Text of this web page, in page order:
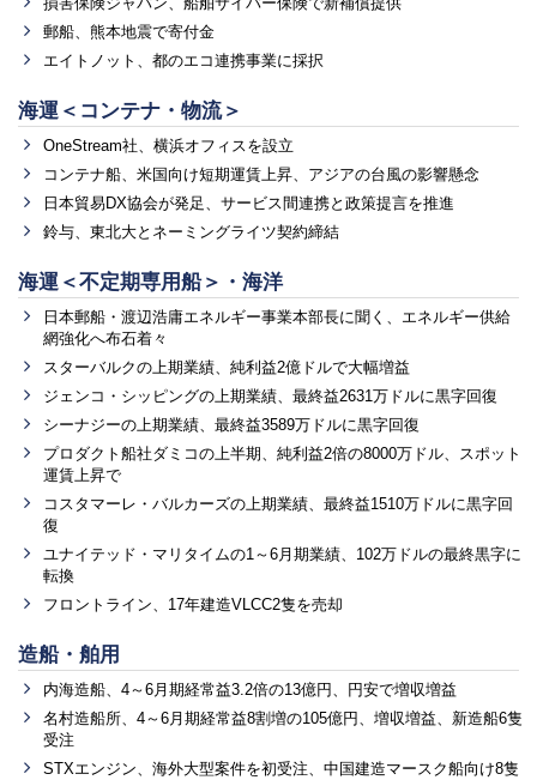
郵船、熊本地震で寄付金
エイトノット、都のエコ連携事業に採択
海運＜コンテナ・物流＞
OneStream社、横浜オフィスを設立
コンテナ船、米国向け短期運賃上昇、アジアの台風の影響懸念
日本貿易DX協会が発足、サービス間連携と政策提言を推進
鈴与、東北大とネーミングライツ契約締結
海運＜不定期専用船＞・海洋
日本郵船・渡辺浩庸エネルギー事業本部長に聞く、エネルギー供給
網強化へ布石着々
スターバルクの上期業績、純利益2億ドルで大幅増益
ジェンコ・シッピングの上期業績、最終益2631万ドルに黒字回復
シーナジーの上期業績、最終益3589万ドルに黒字回復
プロダクト船社ダミコの上半期、純利益2倍の8000万ドル、スポット
運賃上昇で
コスタマーレ・バルカーズの上期業績、最終益1510万ドルに黒字回
復
ユナイテッド・マリタイムの1～6月期業績、102万ドルの最終黒字に
転換
フロントライン、17年建造VLCC2隻を売却
造船・舶用
内海造船、4～6月期経常益3.2倍の13億円、円安で増収増益
名村造船所、4～6月期経常益8割増の105億円、増収増益、新造船6隻
受注
STXエンジン、海外大型案件を初受注、中国建造マースク船向け8隻